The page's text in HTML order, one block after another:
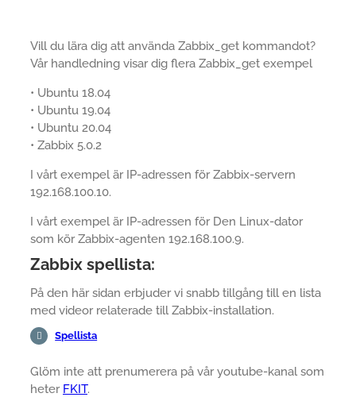
Vill du lära dig att använda Zabbix_get kommandot?
Vår handledning visar dig flera Zabbix_get exempel
• Ubuntu 18.04
• Ubuntu 19.04
• Ubuntu 20.04
• Zabbix 5.0.2
I vårt exempel är IP-adressen för Zabbix-servern
192.168.100.10.
I vårt exempel är IP-adressen för Den Linux-dator
som kör Zabbix-agenten 192.168.100.9.
Zabbix spellista:
På den här sidan erbjuder vi snabb tillgång till en lista
med videor relaterade till Zabbix-installation.
Spellista
Glöm inte att prenumerera på vår youtube-kanal som
heter FKIT.